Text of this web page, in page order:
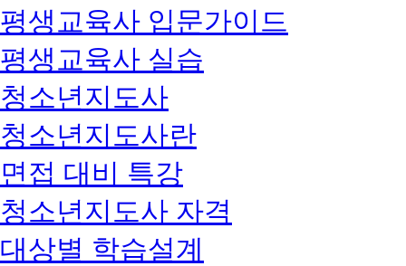
평생교육사 입문가이드
평생교육사 실습
청소년지도사
청소년지도사란
면접 대비 특강
청소년지도사 자격
대상별 학습설계